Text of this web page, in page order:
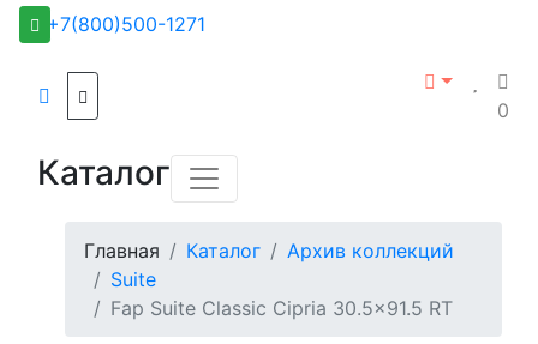
+7(800)500-1271
0
Каталог
Главная Каталог
Архив коллекций
Suite
Fap Suite Classic Cipria 30.5x91.5 RT